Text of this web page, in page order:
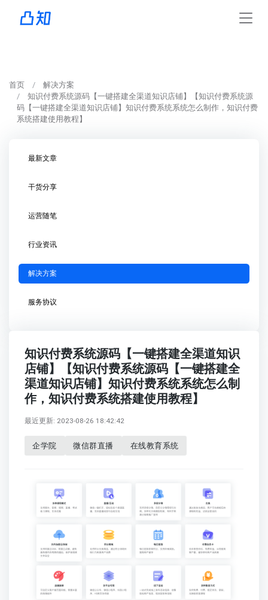
首页
解决方案
知识付费系统源码【一键搭建全渠道知识店铺】【知识付费系统源
码【一键搭建全渠道知识店铺】知识付费系统系统怎么制作，知识付费
系统搭建使用教程】
最新文章
干货分享
运营随笔
行业资讯
解决方案
服务协议
知识付费系统源码【一键搭建全渠道知识
店铺】【知识付费系统源码【一键搭建全
渠道知识店铺】知识付费系统系统怎么制
作，知识付费系统搭建使用教程】
最近更新: 2023-08-26 18:42:42
企学院 微信群直播 在线教育系统